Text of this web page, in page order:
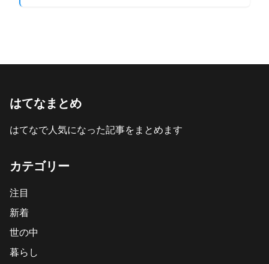
はてなまとめ
はてなで人気になった記事をまとめます
カテゴリー
注目
新着
世の中
暮らし